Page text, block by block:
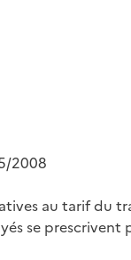
2008
au tarif du
se